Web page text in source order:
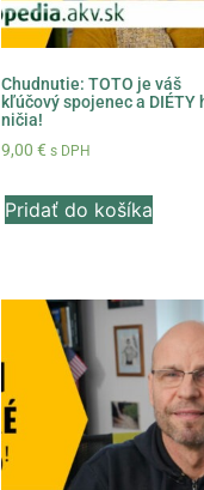
Chudnutie: TOTO je váš
kľúčový spojenec a DIÉTY
ničia!
9,00 € s DPH
Pridať do košíka